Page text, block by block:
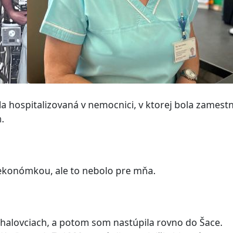
hospitalizovaná v nemocnici, v ktorej bola
ale to nebolo pre mňa.
a potom som nastúpila rovno do Šace.